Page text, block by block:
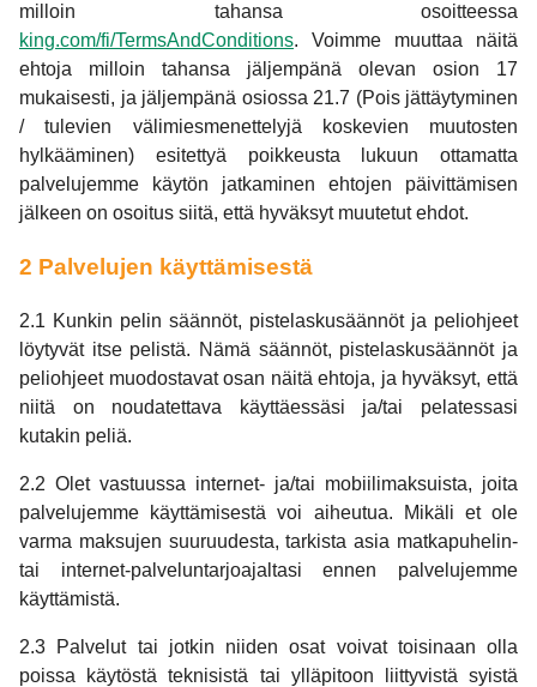
milloin tahansa osoitteessa
king.com/fi/TermsAndConditions. Voimme muuttaa näitä
ehtoja milloin tahansa jäljempänä olevan osion 17
mukaisesti, ja jäljempänä osiossa 21.7 (Pois jättäytyminen
/ tulevien välimiesmenettelyjä koskevien muutosten
hylkääminen) esitettyä poikkeusta lukuun ottamatta
palvelujemme käytön jatkaminen ehtojen päivittämisen
jälkeen on osoitus siitä, että hyväksyt muutetut ehdot.
2 Palvelujen käyttämisestä
2.1 Kunkin pelin säännöt, pistelaskusäännöt ja peliohjeet
löytyvät itse pelistä. Nämä säännöt, pistelaskusäännöt ja
peliohjeet muodostavat osan näitä ehtoja, ja hyväksyt, että
niitä on noudatettava käyttäessäsi ja/tai pelatessasi
kutakin peliä.
2.2 Olet vastuussa internet- ja/tai mobiilimaksuista, joita
palvelujemme käyttämisestä voi aiheutua. Mikäli et ole
varma maksujen suuruudesta, tarkista asia matkapuhelin-
tai internet-palveluntarjoajaltasi ennen palvelujemme
käyttämistä.
2.3 Palvelut tai jotkin niiden osat voivat toisinaan olla
poissa käytöstä teknisistä tai ylläpitoon liittyvistä syistä